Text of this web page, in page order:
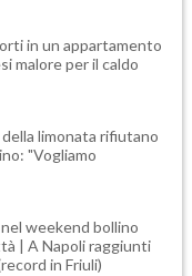
in un appartamento
malore per il caldo
limonata rifiutano
"Vogliamo
weekend bollino
| A Napoli raggiunti
in Friuli)